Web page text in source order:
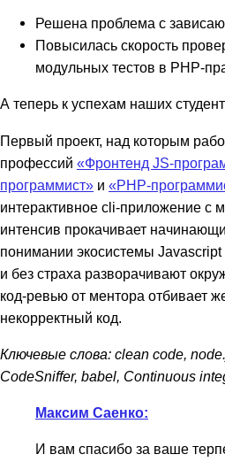
Решена проблема с
Повысилась скорость
модульных тестов в PHP-
А теперь к успехам наших
Первый проект, над которым
профессий «Фронтенд JS-
программист» и «PHP-
интерактивное cli-приложение с
интенсив прокачивает
понимании экосистемы Javascript
и без страха разворачивают
код-ревью от ментора отбивает
некорректный код.
Ключевые слова: clean code,
CodeSniffer, babel, Continuous
Максим Саенко:
И вам спасибо за ваше